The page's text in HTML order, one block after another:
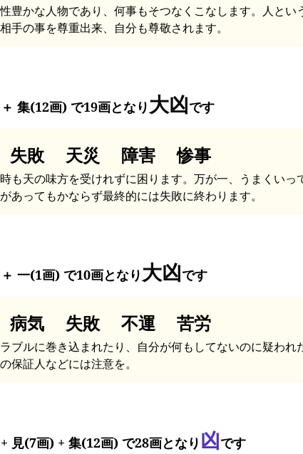
豊かな人物であり、何事もそつなくこなします。人とい
手の事を尊重出来、自分も尊敬されます。
集(12画) で19画となり 大凶です
失敗 天災 障害 惨事
も天の味方を受けれずに困ります。万が一、うまくいっ
あってもかならず最終的には失敗に終わります。
一(1画) で10画となり 大凶です
病気 失敗 不運 苦労
ブルに巻き込まれたり、自分が何もしてないのに疑われ
保証人などには注意を。
見(7画) + 集(12画) で28画となり 凶です